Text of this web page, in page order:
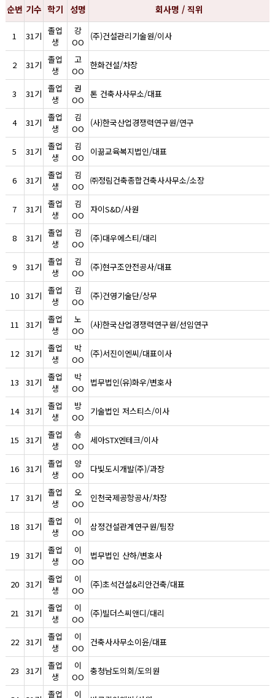
순번 기수 학기 성명 회사명 / 직위
1 31기 졸업
생
강
OO
(주)건설관리기술원/이사
2 31기 졸업
생
고
OO
한화건설/차장
3 31기 졸업
생
권
OO
톤 건축사사무소/대표
4 31기 졸업
생
김
OO
(사)한국산업경쟁력연구원/연구
5 31기 졸업
생
김
OO
이끎교육복지법인/대표
6 31기 졸업
생
김
OO
㈜정림건축종합건축사사무소/소장
7 31기 졸업
생
김
OO
자이S&D/사원
8 31기 졸업
생
김
OO
(주)대우에스티/대리
9 31기 졸업
생
김
OO
(주)현구조안전공사/대표
10 31기 졸업
생
김
OO
(주)건영기술단/상무
11 31기 졸업
생
노
OO
(사)한국산업경쟁력연구원/선임연구
12 31기 졸업
생
박
OO
(주)서진이엔씨/대표이사
13 31기 졸업
생
박
OO
법무법인(유)화우/변호사
14 31기 졸업
생
방
OO
기술법인 저스티스/이사
15 31기 졸업
생
송
OO
세아STX엔테크/이사
16 31기 졸업
생
양
OO
다빛도시개발(주)/과장
17 31기 졸업
생
오
OO
인천국제공항공사/차장
18 31기 졸업
생
이
OO
삼정건설관계연구원/팀장
19 31기 졸업
생
이
OO
법무법인 산하/변호사
20 31기 졸업
생
이
OO
(주)초석건설&리안건축/대표
21 31기 졸업
생
이
OO
(주)빌더스씨앤디/대리
22 31기 졸업
생
이
OO
건축사사무소이윤/대표
23 31기 졸업
생
이
OO
충청남도의회/도의원
졸업
이